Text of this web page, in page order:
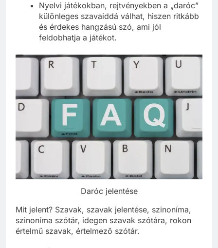
Nyelvi játékokban, rejtvényekben a „daróc”
különleges szavaiddá válhat, hiszen ritkább
és érdekes hangzású szó, ami jól
feldobhatja a játékot.
Daróc jelentése
Mit jelent? Szavak, szavak jelentése, szinoníma,
szinoníma szótár, idegen szavak szótára, rokon
értelmű szavak, értelmező szótár.